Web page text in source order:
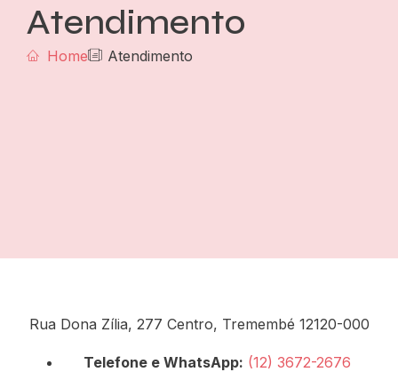
Atendimento
Home Atendimento
Rua Dona Zília, 277 Centro, Tremembé 12120-000
Telefone e WhatsApp: (12) 3672-2676